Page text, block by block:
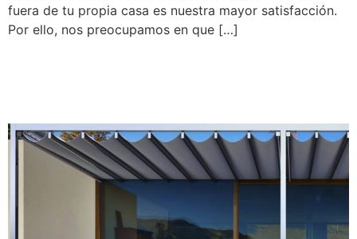
fuera de tu propia casa es nuestra mayor satisfacción.
Por ello, nos preocupamos en que […]